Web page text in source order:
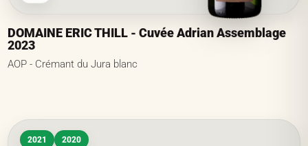
DOMAINE ERIC THILL - Cuvée Adrian Assemblage
2023
AOP - Crémant du Jura blanc
2021 2020